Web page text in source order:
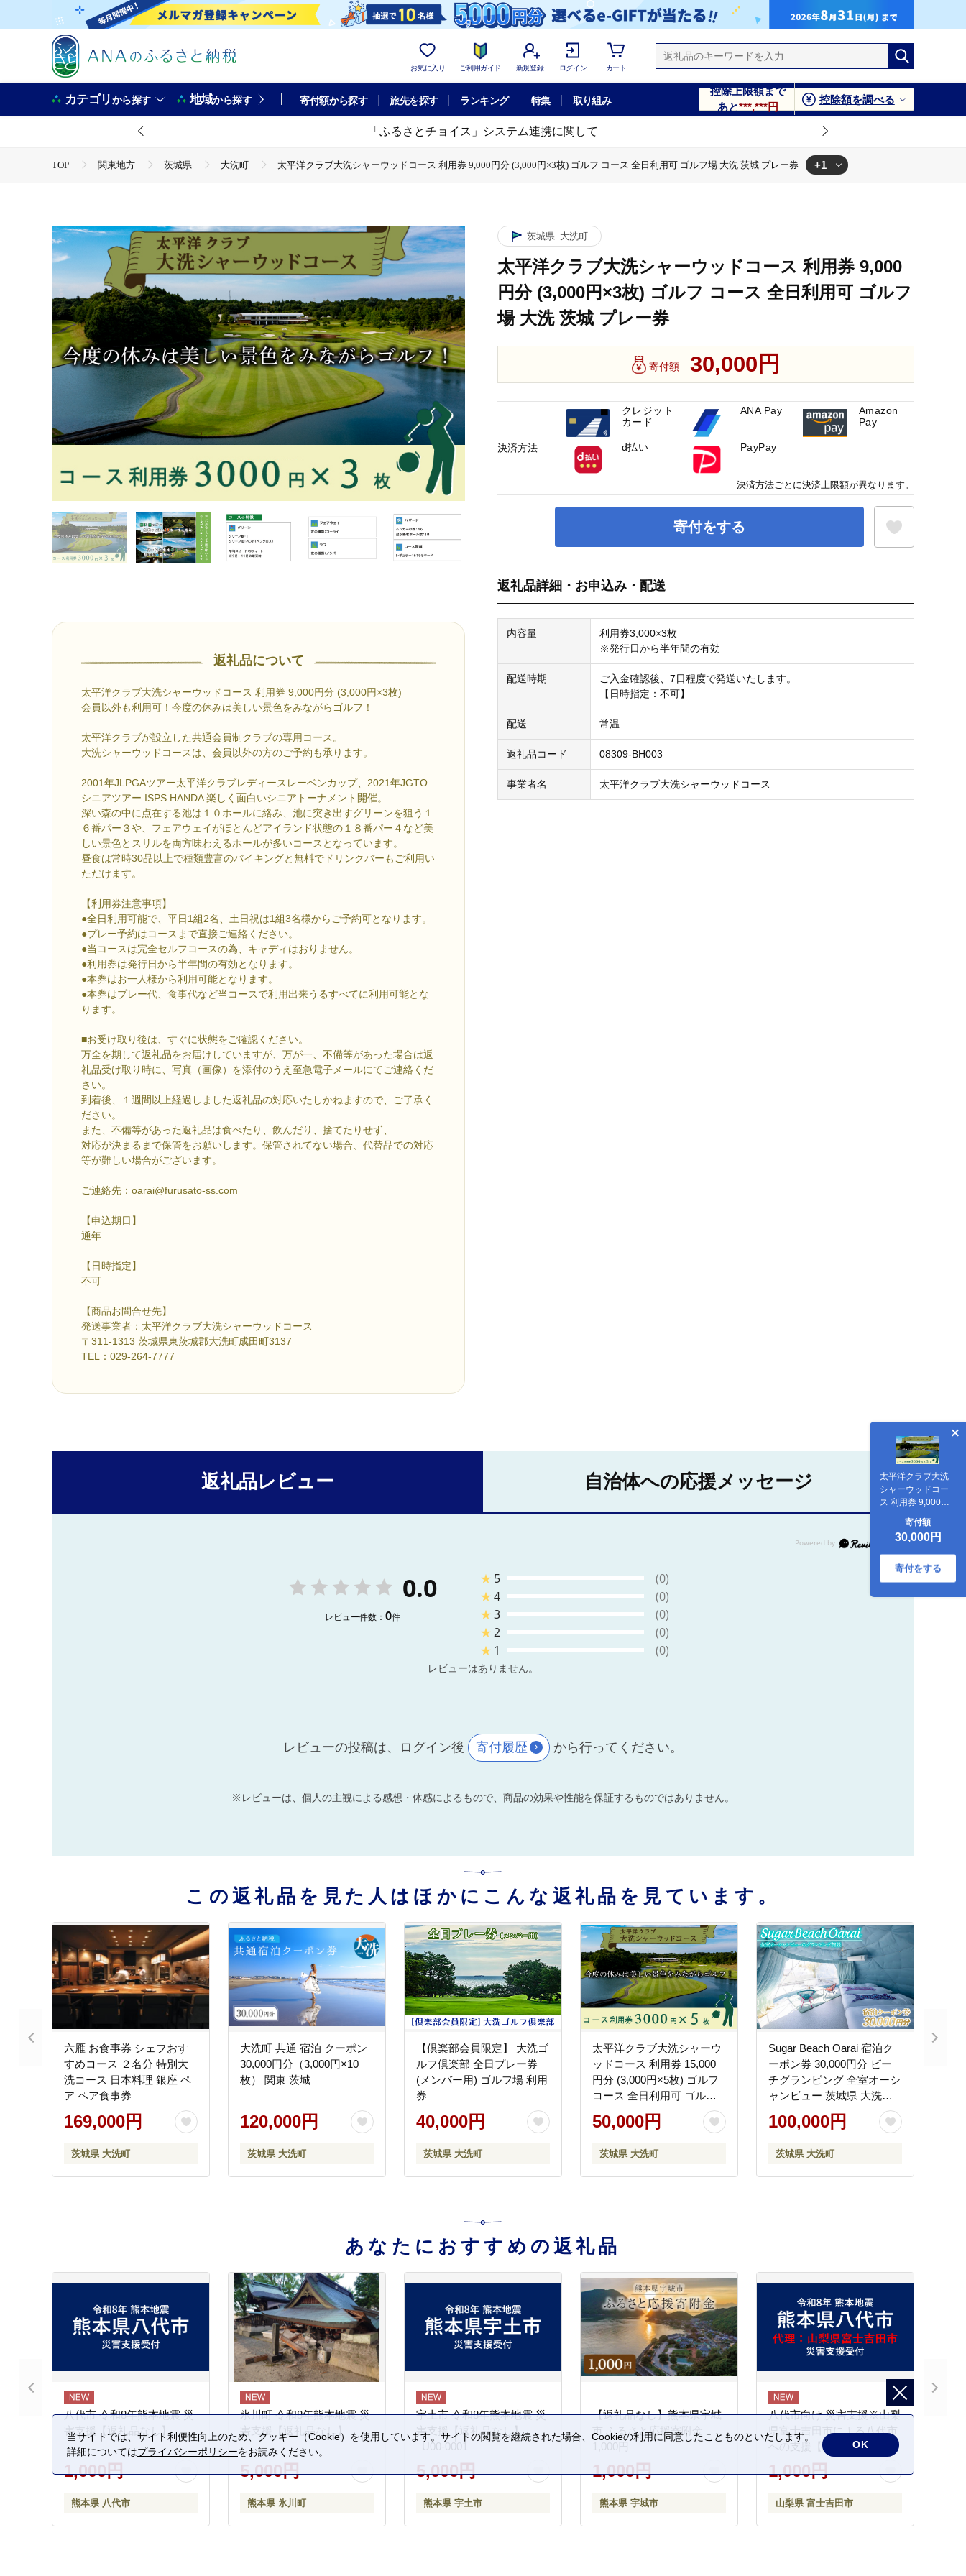
お気に入り ご利用ガイド 新規登録 ログイン カート
カテゴリから探す 地域から探す 寄付額から探す 旅先を探す ランキング 特集 取り組み
控除上限額まで
あと***,***円
控除額を調べる
「ふるさとチョイス」システム連携に関して
TOP 関東地方 茨城県 大洗町 太平洋クラブ大洗シャーウッドコース 利用券 9,000円分 (3,000円×3枚) ゴルフ コース 全日利用可 ゴルフ場 大洗 茨城 プレー券 +1
返礼品について
太平洋クラブ大洗シャーウッドコース 利用券 9,000円分 (3,000円×3枚)
会員以外も利用可！今度の休みは美しい景色をみながらゴルフ！
太平洋クラブが設立した共通会員制クラブの専用コース。
大洗シャーウッドコースは、会員以外の方のご予約も承ります。
2001年JLPGAツアー太平洋クラブレディースレーベンカップ、2021年JGTO
シニアツアー ISPS HANDA 楽しく面白いシニアトーナメント開催。
深い森の中に点在する池は１０ホールに絡み、池に突き出すグリーンを狙う１
６番パー３や、フェアウェイがほとんどアイランド状態の１８番パー４など美
しい景色とスリルを両方味わえるホールが多いコースとなっています。
昼食は常時30品以上で種類豊富のバイキングと無料でドリンクバーもご利用い
ただけます。
【利用券注意事項】
●全日利用可能で、平日1組2名、土日祝は1組3名様からご予約可となります。
●プレー予約はコースまで直接ご連絡ください。
●当コースは完全セルフコースの為、キャディはおりません。
●利用券は発行日から半年間の有効となります。
●本券はお一人様から利用可能となります。
●本券はプレー代、食事代など当コースで利用出来うるすべてに利用可能とな
ります。
■お受け取り後は、すぐに状態をご確認ください。
万全を期して返礼品をお届けしていますが、万が一、不備等があった場合は返
礼品受け取り時に、写真（画像）を添付のうえ至急電子メールにてご連絡くだ
さい。
到着後、１週間以上経過しました返礼品の対応いたしかねますので、ご了承く
ださい。
また、不備等があった返礼品は食べたり、飲んだり、捨てたりせず、
対応が決まるまで保管をお願いします。保管されてない場合、代替品での対応
等が難しい場合がございます。
ご連絡先：oarai@furusato-ss.com
【申込期日】
通年
【日時指定】
不可
【商品お問合せ先】
発送事業者：太平洋クラブ大洗シャーウッドコース
〒311-1313 茨城県東茨城郡大洗町成田町3137
TEL：029-264-7777
茨城県 大洗町
太平洋クラブ大洗シャーウッドコース 利用券 9,000
円分 (3,000円×3枚) ゴルフ コース 全日利用可 ゴルフ
場 大洗 茨城 プレー券
寄付額 30,000円
寄付をする
太平洋クラブ大洗
シャーウッドコー
ス 利用券 9,000円
分 (3,000円×3枚)
ゴルフ コース 全日
利用可 ゴルフ場 大
洗 茨城 プレー券
寄付額
30,000円
寄付をする
返礼品詳細・お申込み・配送
内容量
利用券3,000×3枚
※発行日から半年間の有効
配送時期
ご入金確認後、7日程度で発送いたします。
【日時指定：不可】
配送 常温
返礼品コード 08309-BH003
事業者名 太平洋クラブ大洗シャーウッドコース
決済方法
クレジット
カード
ANA Pay
Amazon
Pay
d払い PayPay
決済方法ごとに決済上限額が異なります。
返礼品レビュー 自治体への応援メッセージ
0.0
レビュー件数： 0件
★ 5
(0)
★4
(0)
★3
(0)
★2
(0)
★ 1 (0)
レビューはありません。
レビューの投稿は、ログイン後 寄付履歴 から行ってください。
※レビューは、個人の主観による感想・体感によるもので、商品の効果や性能を保証するものではありません。
この返礼品を見た人はほかにこんな返礼品を見ています。
六雁 お食事券 シェフおす
すめコース ２名分 特別大
洗コース 日本料理 銀座 ペ
ア ペア食事券
169,000円
茨城県 大洗町
大洗町 共通 宿泊 クーポン
30,000円分（3,000円×10
枚） 関東 茨城
120,000円
茨城県 大洗町
【倶楽部会員限定】 大洗ゴ
ルフ倶楽部 全日プレー券
(メンバー用) ゴルフ場 利用
券
40,000円
茨城県 大洗町
太平洋クラブ大洗シャーウ
ッドコース 利用券 15,000
円分 (3,000円×5枚) ゴルフ
コース 全日利用可 ゴルフ
場 大洗 茨城 プレー券
50,000円
茨城県 大洗町
Sugar Beach Oarai 宿泊ク
ーポン券 30,000円分 ビー
チグランピング 全室オーシ
ャンビュー 茨城県 大洗町
チケット 券 利用券 クーポ
ン 旅行 宿泊 宿 グランピン
100,000円
茨城県 大洗町
あなたにおすすめの返礼品
八代市 令和8年熊本地震 災
害支援【返礼品なし】
1,000円
熊本県 八代市
氷川町 令和8年熊本地震 災
害支援【返礼品なし】
5,000円
熊本県 氷川町
宇土市 令和8年熊本地震 災
害支援【返礼品なし】
_U00-0001
5,000円
熊本県 宇土市
【返礼品なし】熊本県宇城
市 ふるさと応援寄附金
1,000円
1,000円
熊本県 宇城市
八代市向け 災害支援※山梨
県富士吉田市による八代市
への支援【返礼品なし】
1,000円
山梨県 富士吉田市
当サイトでは、サイト利便性向上のため、クッキー（Cookie）を使用しています。サイトの閲覧を継続された場合、Cookieの利用に同意したことものといたします。
詳細についてはプライバシーポリシーをお読みください。
OK